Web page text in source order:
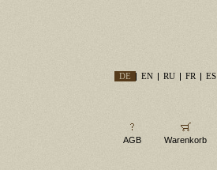
DE EN RU FR ES
AGB Warenkorb